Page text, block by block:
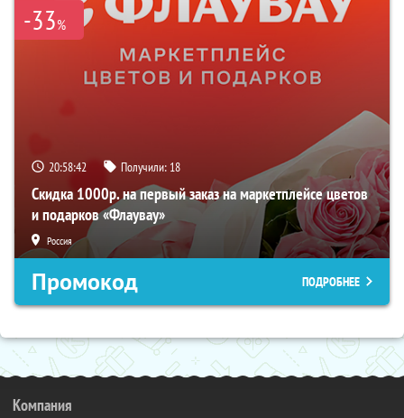
-33%
20:58:41 Получили: 18
Скидка 1000р. на первый заказ на маркетплейсе цветов
и подарков «Флаувау»
Россия
Промокод ПОДРОБНЕЕ
Компания